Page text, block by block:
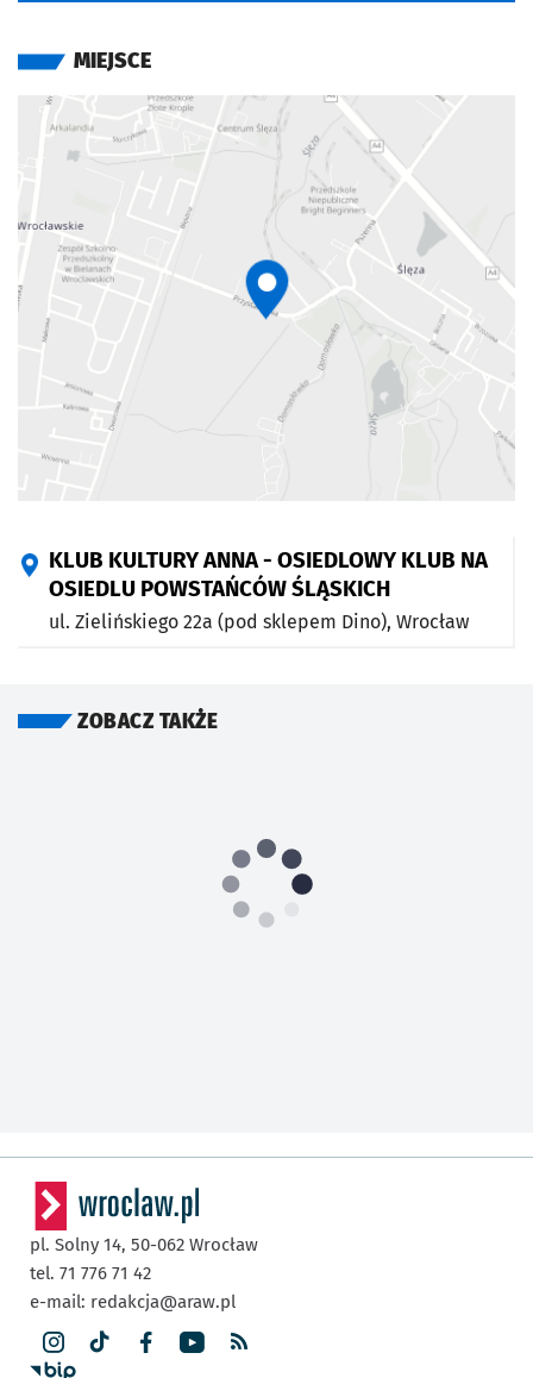
MIEJSCE
KLUB KULTURY ANNA - OSIEDLOWY KLUB NA
OSIEDLU POWSTAŃCÓW ŚLĄSKICH
ul. Zielińskiego 22a (pod sklepem Dino), Wrocław
ZOBACZ TAKŻE
pl. Solny 14, 50-062 Wrocław
tel. 71 776 71 42
e-mail: redakcja@araw.pl